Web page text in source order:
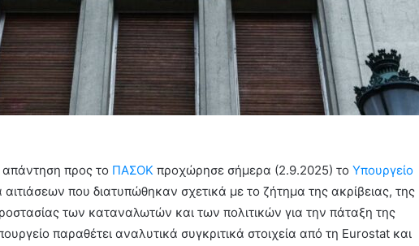
απάντηση προς το ΠΑΣΟΚ προχώρησε σήμερα (2.9.2025) το Υπουργείο
που διατυπώθηκαν σχετικά με το ζήτημα της ακρίβειας, της
των καταναλωτών και των πολιτικών για την πάταξη της
παραθέτει αναλυτικά συγκριτικά στοιχεία από τη Eurostat και